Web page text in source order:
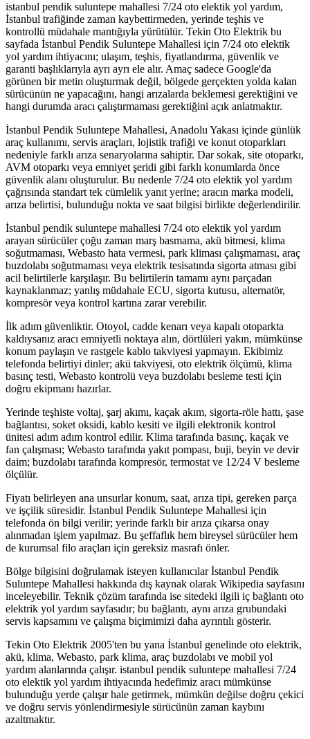
istanbul pendik suluntepe mahallesi 7/24 oto elektik yol yardım,
İstanbul trafiğinde zaman kaybettirmeden, yerinde teşhis ve
kontrollü müdahale mantığıyla yürütülür. Tekin Oto Elektrik bu
sayfada İstanbul Pendik Suluntepe Mahallesi için 7/24 oto elektik
yol yardım ihtiyacını; ulaşım, teşhis, fiyatlandırma, güvenlik ve
garanti başlıklarıyla ayrı ayrı ele alır. Amaç sadece Google'da
görünen bir metin oluşturmak değil, bölgede gerçekten yolda kalan
sürücünün ne yapacağını, hangi arızalarda beklemesi gerektiğini ve
hangi durumda aracı çalıştırmaması gerektiğini açık anlatmaktır.
İstanbul Pendik Suluntepe Mahallesi, Anadolu Yakası içinde günlük
araç kullanımı, servis araçları, lojistik trafiği ve konut otoparkları
nedeniyle farklı arıza senaryolarına sahiptir. Dar sokak, site otoparkı,
AVM otoparkı veya emniyet şeridi gibi farklı konumlarda önce
güvenlik alanı oluşturulur. Bu nedenle 7/24 oto elektik yol yardım
çağrısında standart tek cümlelik yanıt yerine; aracın marka modeli,
arıza belirtisi, bulunduğu nokta ve saat bilgisi birlikte değerlendirilir.
İstanbul pendik suluntepe mahallesi 7/24 oto elektik yol yardım
arayan sürücüler çoğu zaman marş basmama, akü bitmesi, klima
soğutmaması, Webasto hata vermesi, park kliması çalışmaması, araç
buzdolabı soğutmaması veya elektrik tesisatında sigorta atması gibi
acil belirtilerle karşılaşır. Bu belirtilerin tamamı aynı parçadan
kaynaklanmaz; yanlış müdahale ECU, sigorta kutusu, alternatör,
kompresör veya kontrol kartına zarar verebilir.
İlk adım güvenliktir. Otoyol, cadde kenarı veya kapalı otoparkta
kaldıysanız aracı emniyetli noktaya alın, dörtlüleri yakın, mümkünse
konum paylaşın ve rastgele kablo takviyesi yapmayın. Ekibimiz
telefonda belirtiyi dinler; akü takviyesi, oto elektrik ölçümü, klima
basınç testi, Webasto kontrolü veya buzdolabı besleme testi için
doğru ekipmanı hazırlar.
Yerinde teşhiste voltaj, şarj akımı, kaçak akım, sigorta-röle hattı, şase
bağlantısı, soket oksidi, kablo kesiti ve ilgili elektronik kontrol
ünitesi adım adım kontrol edilir. Klima tarafında basınç, kaçak ve
fan çalışması; Webasto tarafında yakıt pompası, buji, beyin ve devir
daim; buzdolabı tarafında kompresör, termostat ve 12/24 V besleme
ölçülür.
Fiyatı belirleyen ana unsurlar konum, saat, arıza tipi, gereken parça
ve işçilik süresidir. İstanbul Pendik Suluntepe Mahallesi için
telefonda ön bilgi verilir; yerinde farklı bir arıza çıkarsa onay
alınmadan işlem yapılmaz. Bu şeffaflık hem bireysel sürücüler hem
de kurumsal filo araçları için gereksiz masrafı önler.
Bölge bilgisini doğrulamak isteyen kullanıcılar İstanbul Pendik
Suluntepe Mahallesi hakkında dış kaynak olarak Wikipedia sayfasını
inceleyebilir. Teknik çözüm tarafında ise sitedeki ilgili iç bağlantı oto
elektrik yol yardım sayfasıdır; bu bağlantı, aynı arıza grubundaki
servis kapsamını ve çalışma biçimimizi daha ayrıntılı gösterir.
Tekin Oto Elektrik 2005'ten bu yana İstanbul genelinde oto elektrik,
akü, klima, Webasto, park klima, araç buzdolabı ve mobil yol
yardım alanlarında çalışır. istanbul pendik suluntepe mahallesi 7/24
oto elektik yol yardım ihtiyacında hedefimiz aracı mümkünse
bulunduğu yerde çalışır hale getirmek, mümkün değilse doğru çekici
ve doğru servis yönlendirmesiyle sürücünün zaman kaybını
azaltmaktır.